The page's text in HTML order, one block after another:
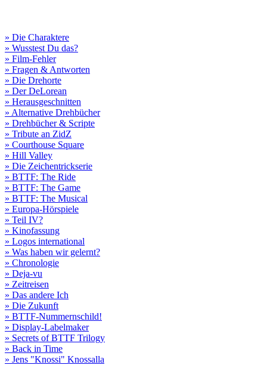
» Die Charaktere
» Wusstest Du das?
» Film-Fehler
» Fragen & Antworten
» Die Drehorte
» Der DeLorean
» Herausgeschnitten
» Alternative Drehbücher
» Drehbücher & Scripte
» Tribute an ZidZ
» Courthouse Square
» Hill Valley
» Die Zeichentrickserie
» BTTF: The Ride
» BTTF: The Game
» BTTF: The Musical
» Europa-Hörspiele
» Teil IV?
» Kinofassung
» Logos international
» Was haben wir gelernt?
» Chronologie
» Deja-vu
» Zeitreisen
» Das andere Ich
» Die Zukunft
» BTTF-Nummernschild!
» Display-Labelmaker
» Secrets of BTTF Trilogy
» Back in Time
» Jens "Knossi" Knossalla